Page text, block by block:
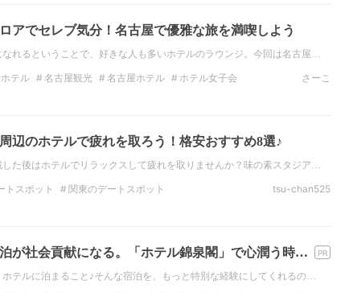
アでセレブ気分！名古屋で優雅な旅を満喫しよう
れるということで、好きな人も多いホテルのラウンジ。今回は名古屋…
テル 名古屋観光 名古屋ホテル
ホテル女子会
さーこ
辺のホテルで疲れを取ろう！格安おすすめ8選♪
た後はホテルでリラックスして疲れを取りませんか？味の素スタジア…
トスポット
関東のデートスポット
tsu-chan525
泊が社会貢献になる。「ホテル錦泉閣」で心潤う時…
テルに泊まること♪そんな宿泊を、もっと特別な経験にしてくれるの…